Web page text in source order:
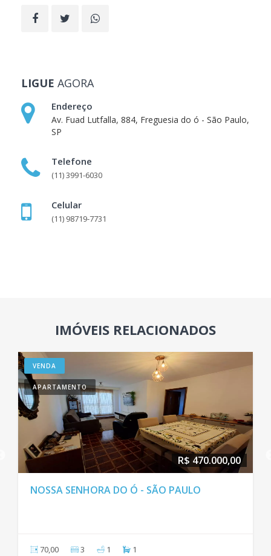
LIGUE AGORA
Endereço
Av. Fuad Lutfalla, 884, Freguesia do ó - São Paulo,
SP
Telefone
(11) 3991-6030
Celular
(11) 98719-7731
IMÓVEIS RELACIONADOS
VENDA
APARTAMENTO
R$ 470.000,00
NOSSA SENHORA DO Ó - SÃO PAULO
70,00 3 1 1